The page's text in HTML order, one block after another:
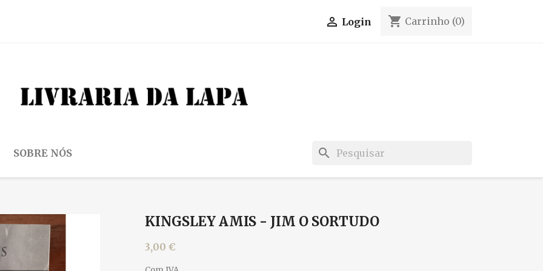
 Login shopping_cart Carrinho (0)
SOBRE NÓS search
KINGSLEY AMIS - JIM O SORTUDO
3,00 €